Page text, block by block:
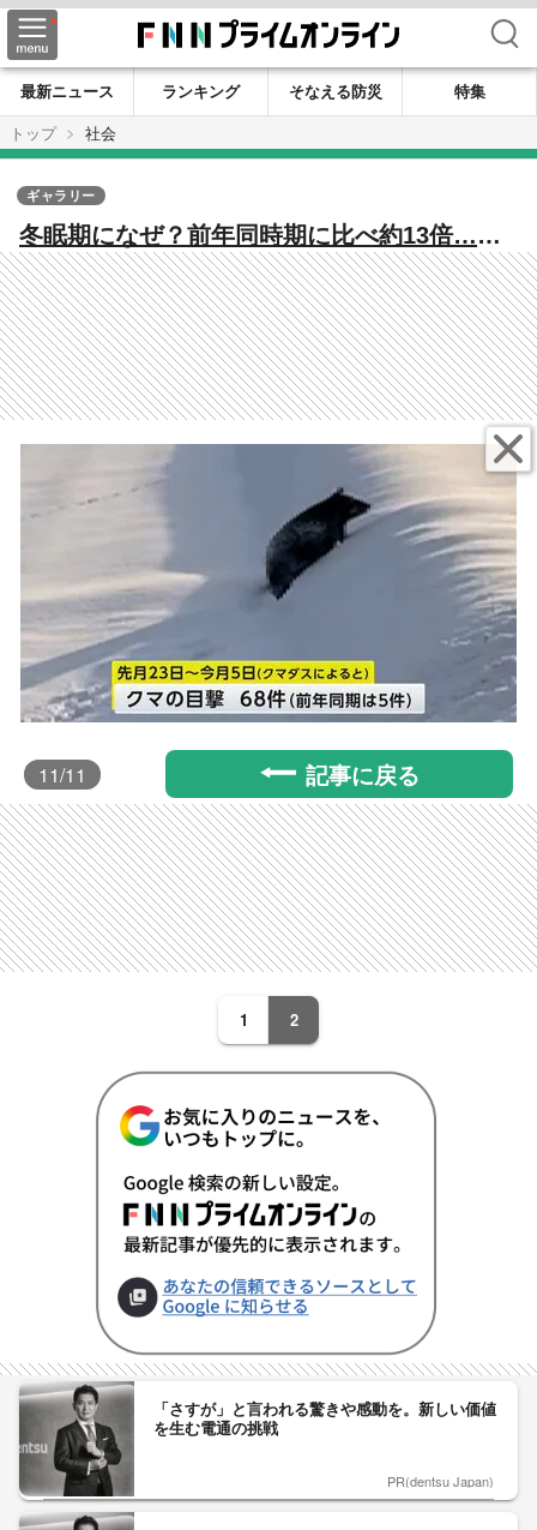
検索
最新ニュース ランキング そなえる防災
特集
トップ
社会
冬眠期になぜ？前年同時期に比べ約13倍…生
活圏で相次ぐクマの出没 専門家「寝る場所
を探しているのではないか」【秋田発】
ギャラリー
11/11 記事に戻る
1 2
「さすが」と言われる驚きや感動を。新しい価値
を生む電通の挑戦
PR(dentsu Japan)